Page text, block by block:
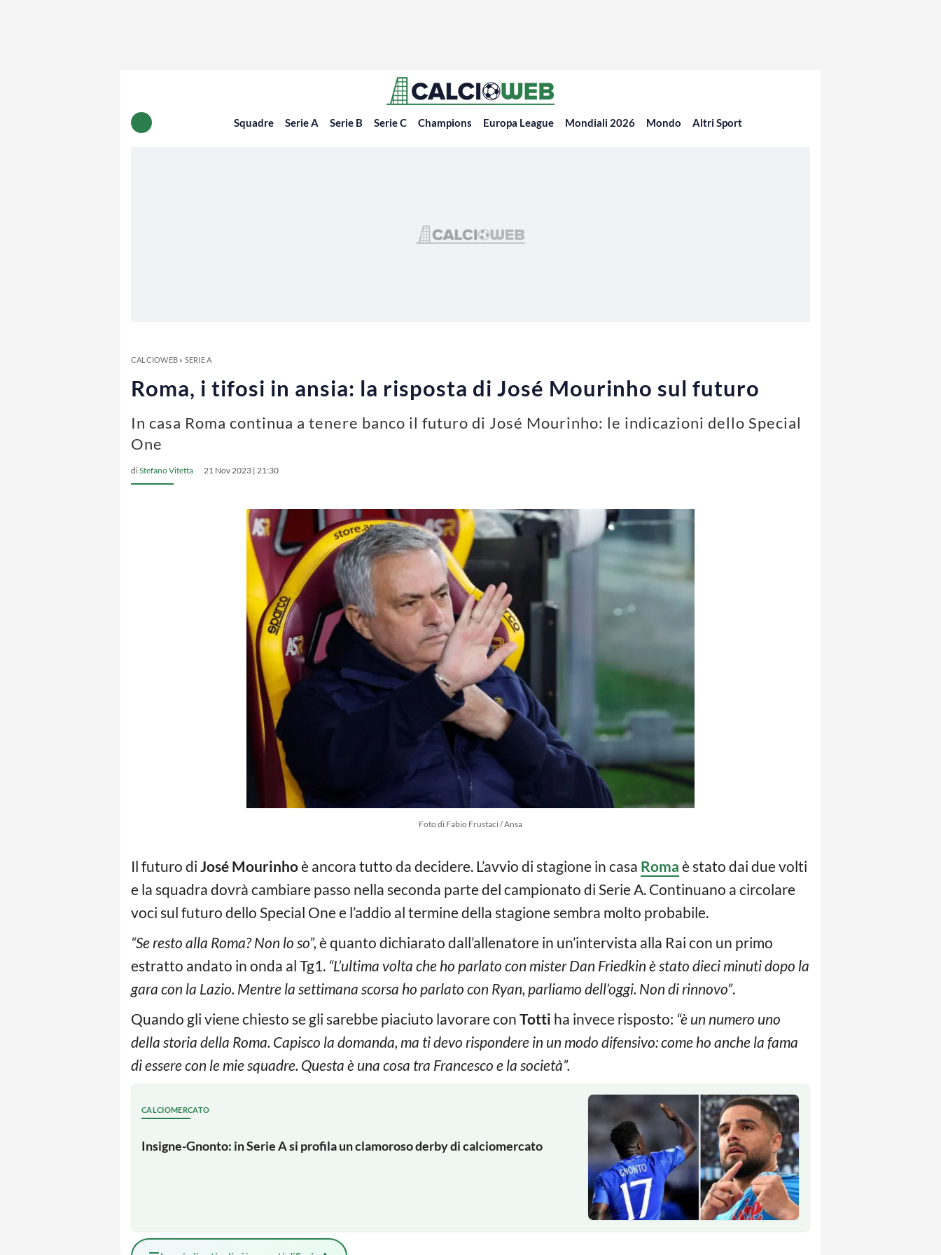
Squadre Serie A Serie B Serie C Champions Europa League Mondiali 2026 Mondo Altri Sport
CALCIOWEB» SERIE A
Roma, i tifosi in ansia: la risposta di José Mourinho sul futuro
In casa Roma continua a tenere banco il futuro di José Mourinho: le indicazioni dello Special
One
diStefano Vitetta 21 Nov 2023 | 21:30
Foto di Fabio Frustaci / Ansa
Il futuro di José Mourinhoè ancora tutto da decidere. L’avvio di stagione in casa Roma è stato dai due volti
e la squadra dovrà cambiare passo nella seconda parte del campionato di Serie A. Continuano a circolare
voci sul futuro dello Special One e l’addio al termine della stagione sembra molto probabile.
“Se resto alla Roma? Non lo so”, è quanto dichiarato dall’allenatore in un’intervista alla Rai con un primo
estratto andato in onda al Tg1. “L’ultima volta che ho parlato con mister Dan Friedkin è stato dieci minuti dopo la
gara con la Lazio. Mentre la settimana scorsa ho parlato con Ryan, parliamo dell’oggi. Non di rinnovo”.
Quando gli viene chiesto se gli sarebbe piaciuto lavorare con Totti ha invece risposto: “è un numero uno
della storia della Roma. Capisco la domanda, ma ti devo rispondere in un modo difensivo: come ho anche la fama
di essere con le mie squadre. Questa è una cosa tra Francesco e la società”.
CALCIOMERCATO
Insigne-Gnonto: in Serie A si profila un clamoroso derby di calciomercato